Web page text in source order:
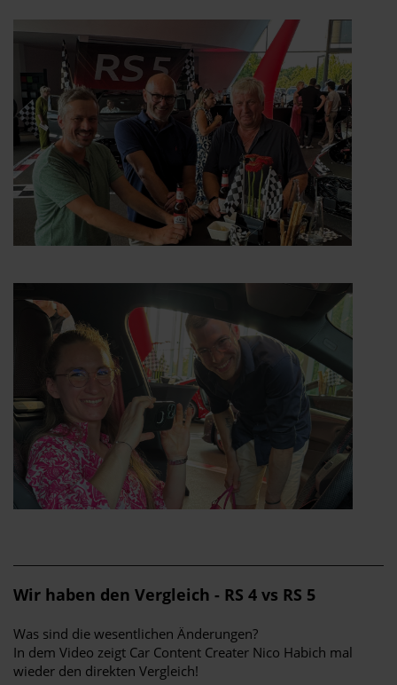
Wir haben den Vergleich - RS 4 vs RS 5
Was sind die wesentlichen Änderungen?
In dem Video zeigt Car Content Creater Nico Habich mal
wieder den direkten Vergleich!